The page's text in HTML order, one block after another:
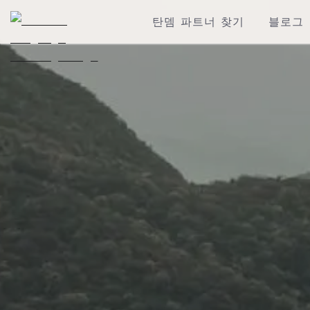
탄뎀 파트너 찾기 블로그